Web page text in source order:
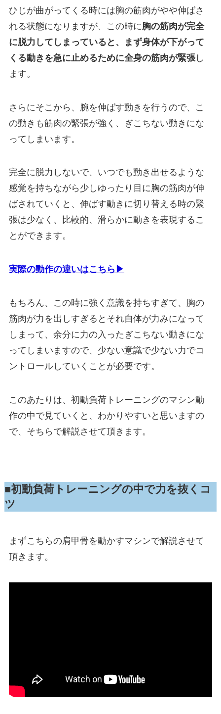
ひじが曲がってくる時には胸の筋肉がやや伸ばさ
れる状態になりますが、この時に胸の筋肉が完全
に脱力してしまっていると、まず身体が下がって
くる動きを急に止めるために全身の筋肉が緊張し
ます。
さらにそこから、腕を伸ばす動きを行うので、こ
の動きも筋肉の緊張が強く、ぎこちない動きにな
ってしまいます。
完全に脱力しないで、いつでも動き出せるような
感覚を持ちながら少しゆったり目に胸の筋肉が伸
ばされていくと、伸ばす動きに切り替える時の緊
張は少なく、比較的、滑らかに動きを表現するこ
とができます。
実際の動作の違いはこちら▶
もちろん、この時に強く意識を持ちすぎて、胸の
筋肉が力を出しすぎるとそれ自体が力みになって
しまって、余分に力の入ったぎこちない動きにな
ってしまいますので、少ない意識で少ない力でコ
ントロールしていくことが必要です。
このあたりは、初動負荷トレーニングのマシン動
作の中で見ていくと、わかりやすいと思いますの
で、そちらで解説させて頂きます。
■初動負荷トレーニングの中で力を抜くコ
ツ
まずこちらの肩甲骨を動かすマシンで解説させて
頂きます。